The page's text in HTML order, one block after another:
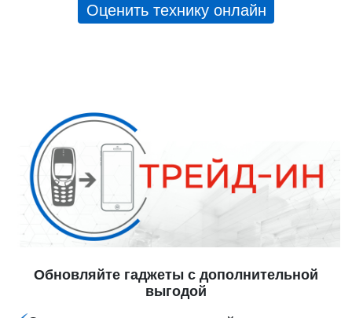
Оценить технику онлайн
Обновляйте гаджеты с дополнительной
выгодой